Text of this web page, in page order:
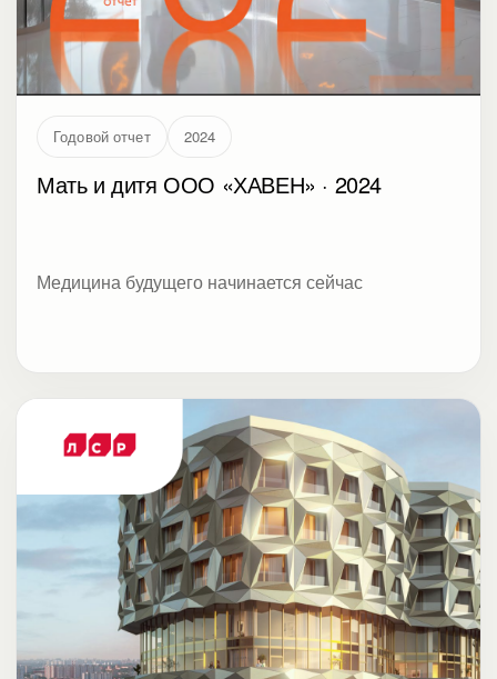
Годовой отчет 2024
Мать и дитя ООО «ХАВЕН» · 2024
Медицина будущего начинается сейчас